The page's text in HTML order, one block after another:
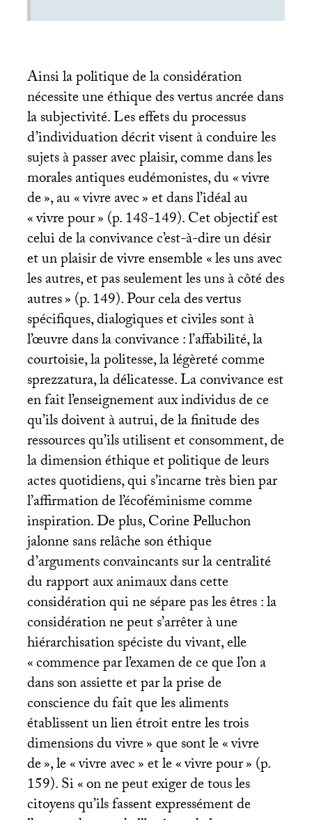
Ainsi la politique de la considération
nécessite une éthique des vertus ancrée dans
la subjectivité. Les effets du processus
d’individuation décrit visent à conduire les
sujets à passer avec plaisir, comme dans les
morales antiques eudémonistes, du «vivre
de», au «vivre avec» et dans l’idéal au
«vivre pour» (p. 148-149). Cet objectif est
celui de la convivance c’est-à-dire un désir
et un plaisir de vivre ensemble «les uns avec
les autres, et pas seulement les uns à côté des
autres» (p. 149). Pour cela des vertus
spécifiques, dialogiques et civiles sont à
l’œuvre dans la convivance : l’affabilité, la
courtoisie, la politesse, la légèreté comme
sprezzatura, la délicatesse. La convivance est
en fait l’enseignement aux individus de ce
qu’ils doivent à autrui, de la finitude des
ressources qu’ils utilisent et consomment, de
la dimension éthique et politique de leurs
actes quotidiens, qui s’incarne très bien par
l’affirmation de l’écoféminisme comme
inspiration. De plus, Corine Pelluchon
jalonne sans relâche son éthique
d’arguments convaincants sur la centralité
du rapport aux animaux dans cette
considération qui ne sépare pas les êtres : la
considération ne peut s’arrêter à une
hiérarchisation spéciste du vivant, elle
«commence par l’examen de ce que l’on a
dans son assiette et par la prise de
conscience du fait que les aliments
établissent un lien étroit entre les trois
dimensions du vivre» que sont le «vivre
de», le «vivre avec» et le «vivre pour» (p.
159). Si «on ne peut exiger de tous les
citoyens qu’ils fassent expressément de